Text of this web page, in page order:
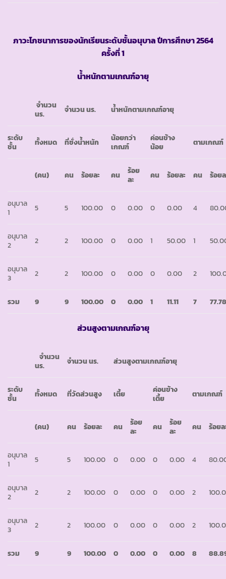
ภาวะโภชนาการของนักเรียนระดับชั้นอนุบาล ปีการศึกษา2564
ครั้งที่ 1
น้ำหนักตามเกณฑ์อายุ
จำนวน
นร.
จำนวน นร. น้ำหนักตามเกณฑ์อายุ
ระดับ
ชั้น
ทั้งหมด ที่ชั่งน้ำหนัก
น้อยกว่า
เกณฑ์
ค่อนข้าง
น้อย
ตามเกณฑ์
(คน) คน ร้อยละ คน
ร้อย
ละ
คน ร้อยละ คน ร้อย
อนุบาล
1
5 5 100.00 0 0.00 0 0.00 4
อนุบาล
2
2 2 100.00 0 0.00 1 50.00 1
อนุบาล
3
2 2 100.00 0 0.00 0 0.00 2
รวม 9 9 100.00 0 0.00 1 11.11 7
ส่วนสูงตามเกณฑ์อายุ
จำนวน
นร.
จำนวน นร. ส่วนสูงตามเกณฑ์อายุ
ระดับ
ชั้น
ทั้งหมด ที่วัดส่วนสูง เตี้ย
ค่อนข้าง
เตี้ย
ตามเกณฑ์
(คน) คน ร้อยละ คน
ร้อย
ละ
คน
ร้อย
ละ
คน ร้อยล
อนุบาล
1
5 5 100.00 0 0.00 0 0.00 4
อนุบาล
2
2 2 100.00 0 0.00 0 0.00 2
อนุบาล
3
2 2 100.00 0 0.00 0 0.00 2
รวม 9 9 100.00 0 0.00 0 0.00 8